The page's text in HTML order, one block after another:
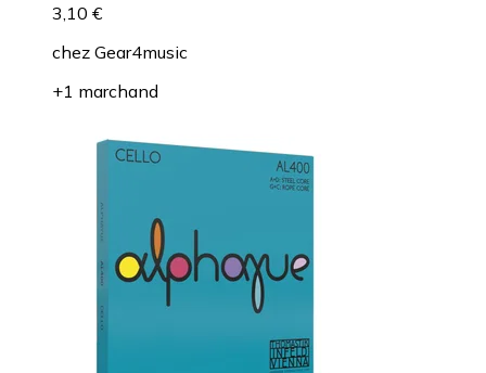
3,10 €
chez Gear4music
+1 marchand